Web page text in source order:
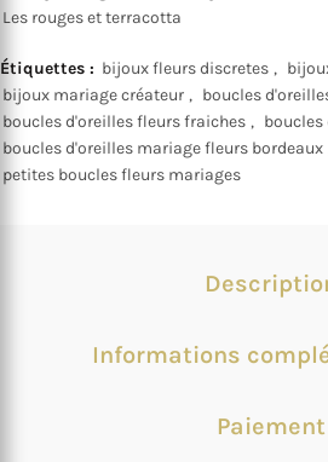
Les rouges et terracotta
Étiquettes : bijoux fleurs discretes ,
bijoux mariage créateur , boucles
boucles d'oreilles fleurs fraiches ,
boucles d'oreilles mariage fleurs bordeaux
petites boucles fleurs mariages
Informations
Paiement